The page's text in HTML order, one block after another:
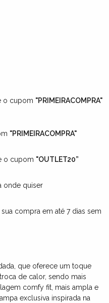
o cupom "PRIMEIRACOMPRA"
"PRIMEIRACOMPRA"
o cupom "OUTLET20”
onde quiser
sua compra em até 7 dias sem
que oferece um toque
de calor, sendo mais
comfy fit, mais ampla e
exclusiva inspirada na